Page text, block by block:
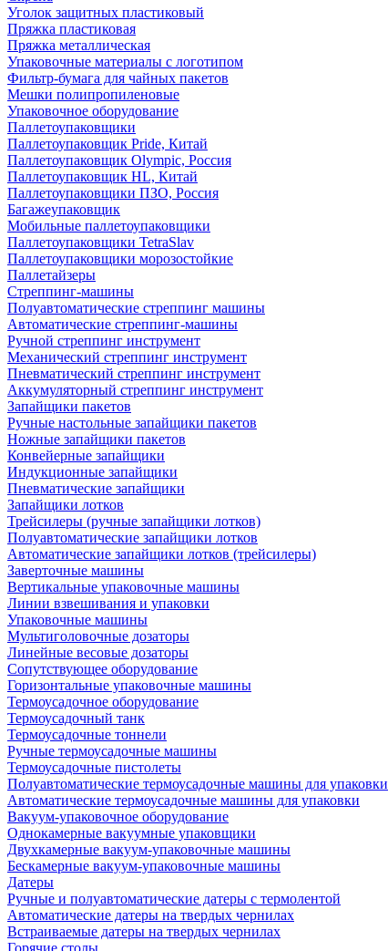
Уголок защитных пластиковый
Пряжка пластиковая
Пряжка металлическая
Упаковочные материалы с логотипом
Фильтр-бумага для чайных пакетов
Мешки полипропиленовые
Упаковочное оборудование
Паллетоупаковщики
Паллетоупаковщик Pride, Китай
Паллетоупаковщик Olympic, Россия
Паллетоупаковщик HL, Китай
Паллетоупаковщики ПЗО, Россия
Багажеупаковщик
Мобильные паллетоупаковщики
Паллетоупаковщики TetraSlav
Паллетоупаковщики морозостойкие
Паллетайзеры
Стреппинг-машины
Полуавтоматические стреппинг машины
Автоматические стреппинг-машины
Ручной стреппинг инструмент
Механический стреппинг инструмент
Пневматический стреппинг инструмент
Аккумуляторный стреппинг инструмент
Запайщики пакетов
Ручные настольные запайщики пакетов
Ножные запайщики пакетов
Конвейерные запайщики
Индукционные запайщики
Пневматические запайщики
Запайщики лотков
Трейсилеры (ручные запайщики лотков)
Полуавтоматические запайщики лотков
Автоматические запайщики лотков (трейсилеры)
Заверточные машины
Вертикальные упаковочные машины
Линии взвешивания и упаковки
Упаковочные машины
Мультиголовочные дозаторы
Линейные весовые дозаторы
Сопутствующее оборудование
Горизонтальные упаковочные машины
Термоусадочное оборудование
Термоусадочный танк
Термоусадочные тоннели
Ручные термоусадочные машины
Термоусадочные пистолеты
Полуавтоматические термоусадочные машины для упаковки
Автоматические термоусадочные машины для упаковки
Вакуум-упаковочное оборудование
Однокамерные вакуумные упаковщики
Двухкамерные вакуум-упаковочные машины
Бескамерные вакуум-упаковочные машины
Датеры
Ручные и полуавтоматические датеры с термолентой
Автоматические датеры на твердых чернилах
Встраиваемые датеры на твердых чернилах
Горячие столы